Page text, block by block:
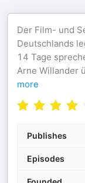
Der Film- und
Deutschlands
14 Tage
Arne Willander
more
Publishes
Episodes